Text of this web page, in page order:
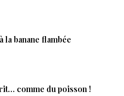
la banane flambée
comme du poisson !